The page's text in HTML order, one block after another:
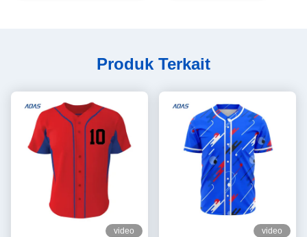
Produk Terkait
video video